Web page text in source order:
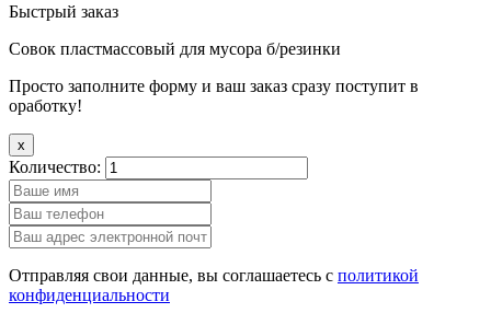
Быстрый заказ
Совок пластмассовый для мусора б/резинки
Просто заполните форму и ваш заказ сразу поступит в
оработку!
x
Количество:
Отправляя свои данные, вы соглашаетесь с политикой
конфиденциальности